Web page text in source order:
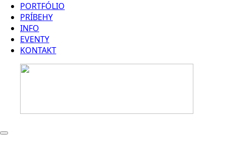
PORTFÓLIO
PRÍBEHY
INFO
EVENTY
KONTAKT